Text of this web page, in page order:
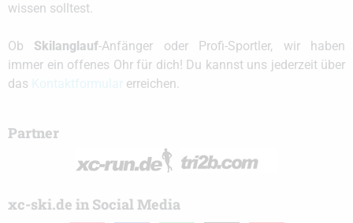
wissen solltest.
Ob Skilanglauf-Anfänger oder Profi-Sportler, wir haben
immer ein offenes Ohr für dich! Du kannst uns jederzeit über
das
erreichen.
Partner
xc-ski.de in Social Media